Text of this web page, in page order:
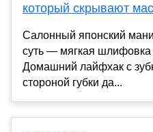
который скрывают
Салонный японский
суть — мягкая шлифовка
Домашний лайфхак с
стороной губки да...